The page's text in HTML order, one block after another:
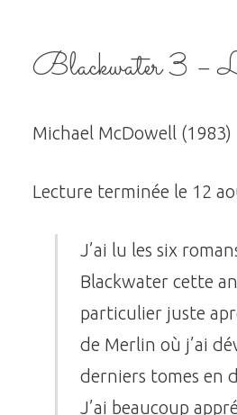
Blackwater 3 –
Michael McDowell (1983)
Lecture terminée le 12
J’ai lu les six
Blackwater cette
particulier juste
de Merlin où j’ai
derniers tomes en
J’ai beaucoup